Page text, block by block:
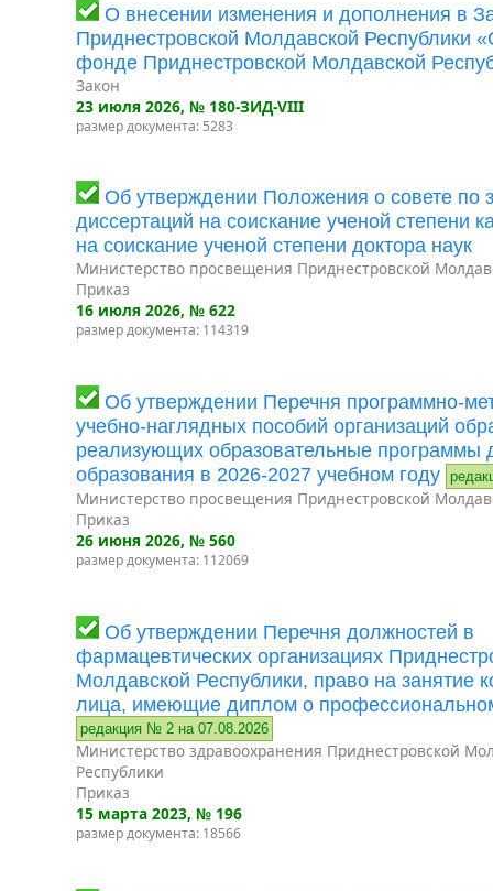
О внесении изменения и дополнения в
Приднестровской Молдавской Республики
фонде Приднестровской Молдавской
Закон
23 июля 2026, № 180-ЗИД-VIII
размер документа: 5283
Об утверждении Положения о совете по
диссертаций на соискание ученой степени
на соискание ученой степени доктора наук
Министерство просвещения Приднестровской
Приказ
16 июля 2026, № 622
размер документа: 114319
Об утверждении Перечня программно-
учебно-наглядных пособий организаций
реализующих образовательные программы
образования в 2026-2027 учебном году
Министерство просвещения Приднестровской
Приказ
26 июня 2026, № 560
размер документа: 112069
Об утверждении Перечня должностей в
фармацевтических организациях
Молдавской Республики, право на занятие
лица, имеющие диплом о
редакция № 2 на 07.08.2026
Министерство здравоохранения Приднестровской
Республики
Приказ
15 марта 2023, № 196
размер документа: 18566